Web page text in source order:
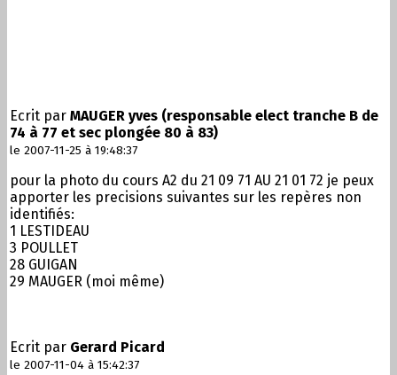
Ecrit par MAUGER yves (responsable elect tranche B de
74 à 77 et sec plongée 80 à 83)
le 2007-11-25 à 19:48:37
pour la photo du cours A2 du 21 09 71 AU 21 01 72 je peux
apporter les precisions suivantes sur les repères non
identifiés:
1 LESTIDEAU
3 POULLET
28 GUIGAN
29 MAUGER (moi même)
Ecrit par Gerard Picard
le 2007-11-04 à 15:42:37